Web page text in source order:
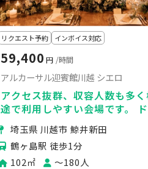
リクエスト予約 インボイス対応
59,400 円 /時間
アルカーサル迎賓館川越 シエロ
アクセス抜群、収容人数も多
途で利用しやすい会場です。
影・ダンス会場・会議など多種
用OK
埼玉県 川越市 鯨井新田
鶴ヶ島駅 徒歩1分
102㎡
〜180人